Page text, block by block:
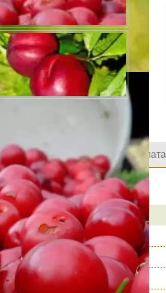
Доставка и оплата
дерева
Значение
кг/дерево до 30
Средний
цветения Апрель, Май